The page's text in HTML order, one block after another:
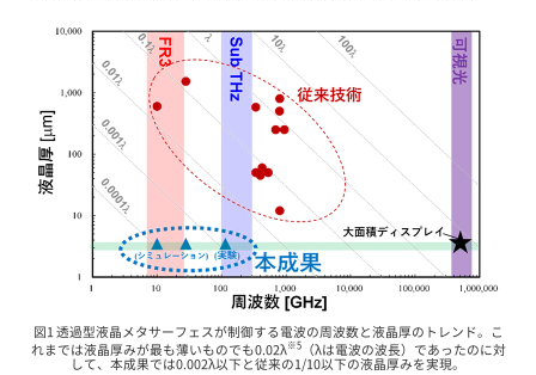
図1 透過型液晶メタサーフェスが制御する電波の周波数と液晶厚のトレンド。こ
れまでは液晶厚みが最も薄いものでも0.02λ※5（λは電波の波長）であったのに対
して、本成果では0.002λ以下と従来の1/10以下の液晶厚みを実現。